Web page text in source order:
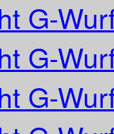
G-
G-
G-